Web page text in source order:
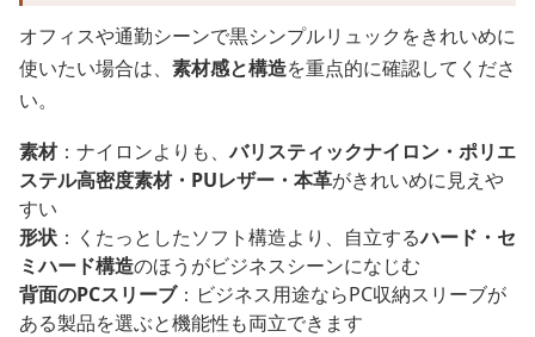
オフィスや通勤シーンで黒シンプルリュックをきれいめに
使いたい場合は、 素材感と構造を重点的に確認してくださ
い。
素材：ナイロンよりも、バリスティックナイロン・ポリエ
ステル高密度素材・PUレザー・本革がきれいめに見えや
すい
形状 ：くたっとしたソフト構造より、自立するハード・セ
ミハード構造のほうがビジネスシーンになじむ
背面のPCスリーブ：ビジネス用途ならPC収納スリーブが
ある製品を選ぶと機能性も両立できます